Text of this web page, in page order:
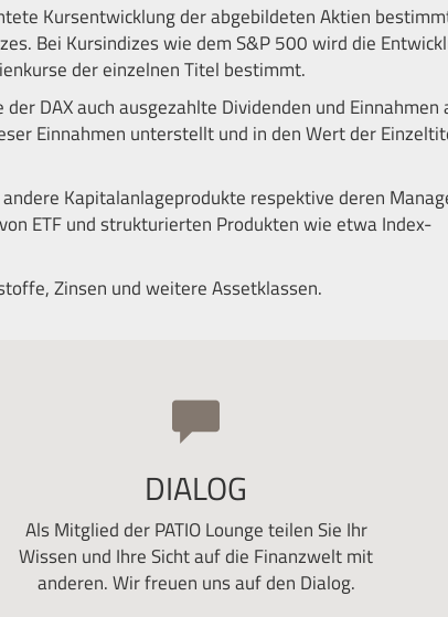
Kursentwicklung der abgebildeten Aktien
Bei Kursindizes wie dem S&P 500 wird die
der einzelnen Titel bestimmt.
DAX auch ausgezahlte Dividenden und Einnahmen
Einnahmen unterstellt und in den Wert der
Kapitalanlageprodukte respektive deren
ETF und strukturierten Produkten wie etwa Index-
Zinsen und weitere Assetklassen.
DIALOG
Als Mitglied der PATIO Lounge teilen Sie Ihr
Wissen und Ihre Sicht auf die Finanzwelt mit
anderen. Wir freuen uns auf den Dialog.